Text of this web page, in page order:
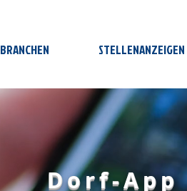
BRANCHEN STELLENANZEIGEN
Dorf-App